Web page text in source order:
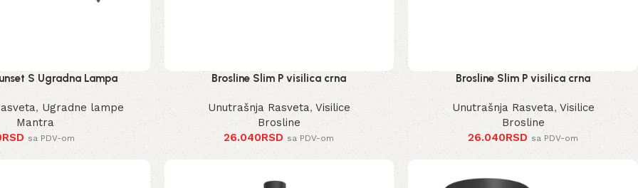
S Ugradna Lampa
, Ugradne lampe
Mantra
RSD sa PDV-om
Brosline Slim P visilica crna
Unutrašnja Rasveta, Visilice
Brosline
26.040RSD sa PDV-om
Brosline Slim P visilica crna
Unutrašnja Rasveta, Visilice
Brosline
26.040RSD sa PDV-om